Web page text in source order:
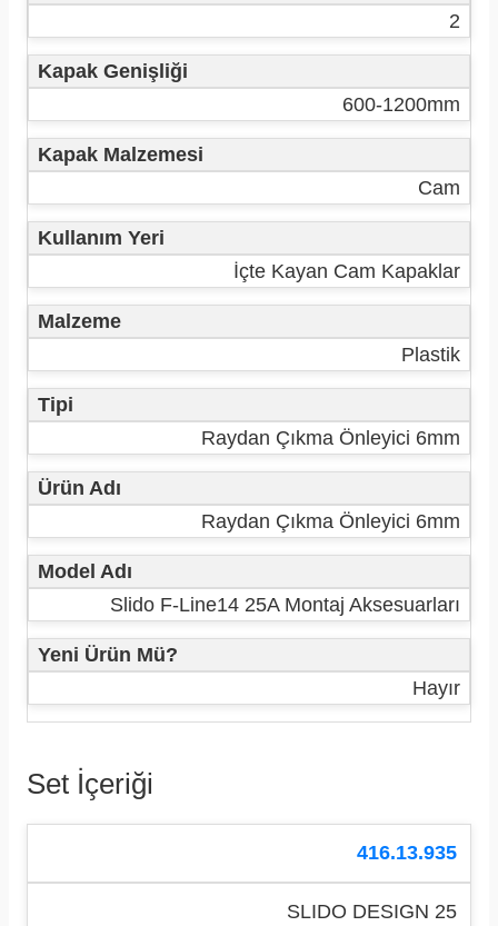
2
Kapak Genişliği
600-1200mm
Kapak Malzemesi
Cam
Kullanım Yeri
İçte Kayan Cam Kapaklar
Malzeme
Plastik
Tipi
Raydan Çıkma Önleyici 6mm
Ürün Adı
Raydan Çıkma Önleyici 6mm
Model Adı
Slido F-Line14 25A Montaj Aksesuarları
Yeni Ürün Mü?
Hayır
Set İçeriği
416.13.935
SLIDO DESIGN 25